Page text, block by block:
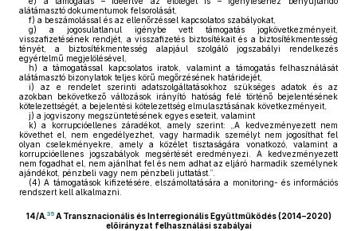
alátámasztó dokumentumok felsorolását,
f) a beszámolással és az ellenőrzéssel kapcsolatos szabályokat,
g) a jogosulatlanul igénybe vett támogatás jogkövetkezményeit,
visszafizetésének rendjét, a visszafizetés biztosítékait és a biztosítékmentesség
tényét, a biztosítékmentesség alapjául szolgáló jogszabályi rendelkezés
egyértelmű megjelölésével,
h) a támogatással kapcsolatos iratok, valamint a támogatás felhasználását
alátámasztó bizonylatok teljes körű megőrzésének határidejét,
i) az e rendelet szerinti adatszolgáltatásokhoz szükséges adatok és az
azokban bekövetkező változások irányító hatóság felé történő bejelentésének
kötelezettségét, a bejelentési kötelezettség elmulasztásának következményeit,
j) a jogviszony megszüntetésének egyes eseteit, valamint
k) a korrupcióellenes záradékot, amely szerint: „A kedvezményezett nem
követhet el, nem engedélyezhet, vagy harmadik személyt nem jogosíthat fel
olyan cselekményekre, amely a közélet tisztaságára vonatkozó, valamint a
korrupcióellenes jogszabályok megsértését eredményezi. A kedvezményezett
nem fogadhat el, nem ajánlhat fel és nem adhat az eljáró harmadik személynek
ajándékot, pénzbeli vagy nem pénzbeli juttatást.”.
(4) A támogatások kifizetésére, elszámoltatására a monitoring- és információs
rendszert kell alkalmazni.
14/A.35A Transznacionális és Interregionális Együttműködés (2014–2020)
előirányzat felhasználási szabályai